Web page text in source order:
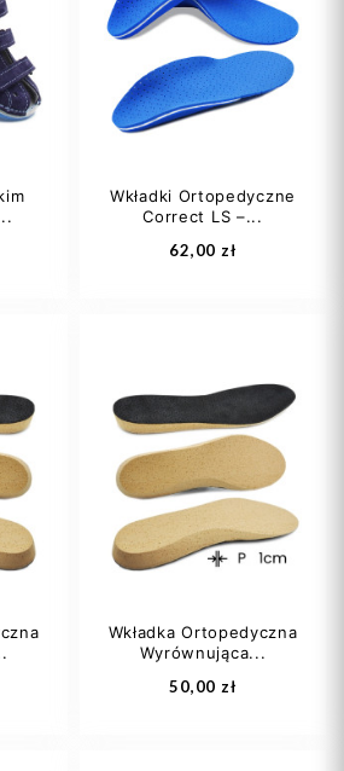
37
+7
35 36
37
39 +7
Dodaj do koszyka
22
+8
Wkładki Ortopedyczne
Correct LS –...
62,00 zł
20 21
22
23
24 +23
Dodaj do koszyka
Wkładka Ortopedyczna
Wyrównująca...
50,00 zł